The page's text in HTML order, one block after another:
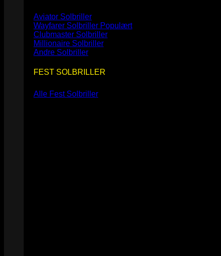
Aviator Solbriller
Wayfarer Solbriller
Clubmaster Solbriller
Millionaire Solbriller
Andre Solbriller
FEST SOLBRILLER
Alle Fest Solbriller